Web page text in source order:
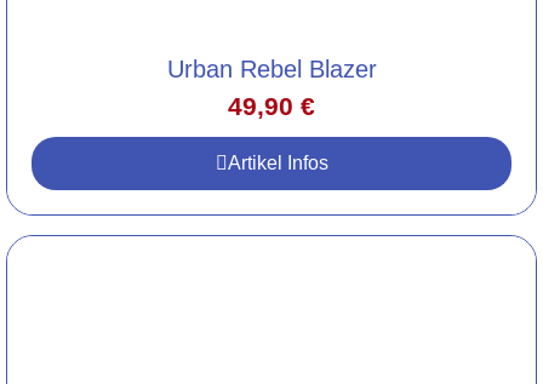
Urban Rebel Blazer
49,90 €
Artikel Infos